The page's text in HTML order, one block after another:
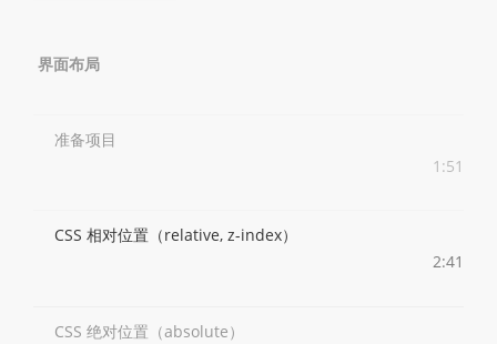
界面布局
准备项目
1:51
CSS 相对位置（relative, z-index）
2:41
CSS 绝对位置（absolute）